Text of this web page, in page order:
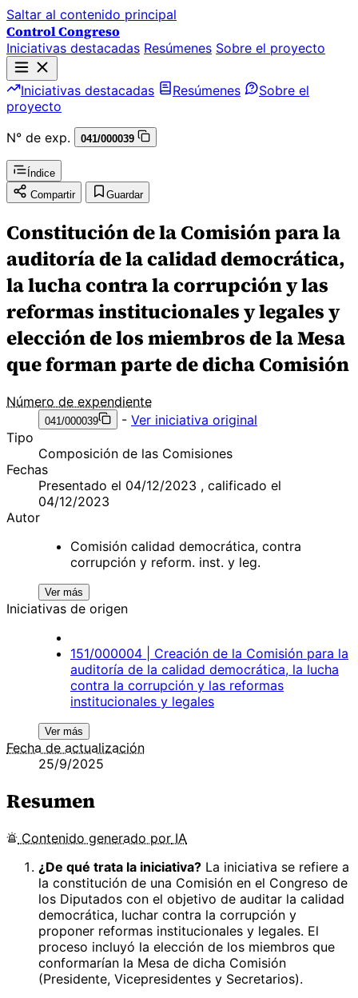
Saltar al contenido principal
Control Congreso
Iniciativas destacadas Resúmenes Sobre el proyecto
Iniciativas destacadas Resúmenes
Sobre el
proyecto
N° de exp.
041/000039
Índice
Compartir
Guardar
Constitución de la Comisión para la
auditoría de la calidad democrática,
la lucha contra la corrupción y las
reformas institucionales y legales y
elección de los miembros de la Mesa
que forman parte de dicha Comisión
Número de expendiente
041/000039 - Ver iniciativa original
Tipo
Composición de las Comisiones
Fechas
Presentado el 04/12/2023 , calificado el
04/12/2023
Autor
Comisión calidad democrática, contra
corrupción y reform. inst. y leg.
Ver más
Iniciativas de origen
151/000004 | Creación de la Comisión para la
auditoría de la calidad democrática, la lucha
contra la corrupción y las reformas
institucionales y legales
Ver más
Fecha de actualización
25/9/2025
Resumen
Contenido generado por IA
¿De qué trata la iniciativa? La iniciativa se refiere a
la constitución de una Comisión en el Congreso de
los Diputados con el objetivo de auditar la calidad
democrática, luchar contra la corrupción y
proponer reformas institucionales y legales. El
proceso incluyó la elección de los miembros que
conformarían la Mesa de dicha Comisión
(Presidente, Vicepresidentes y Secretarios).